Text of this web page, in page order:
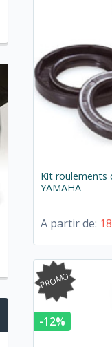
Kit roulements
YAMAHA
A partir de:
PROMO
-12%